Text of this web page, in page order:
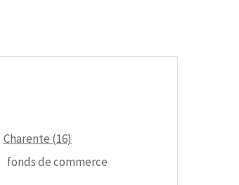
Charente (16)
fonds de commerce